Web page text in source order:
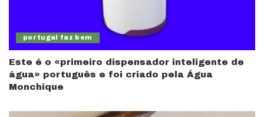
portugal faz bem
Este é o «primeiro dispensador inteligente de
água» português e foi criado pela Água
Monchique